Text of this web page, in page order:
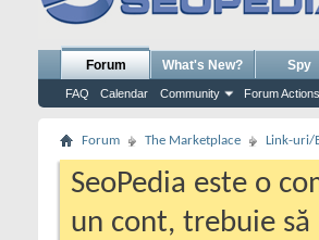
Forum
FAQ Calendar Community Forum Actions
What's New? Spy
Forum The Marketplace Link-uri/
SeoPedia este o
un cont, trebuie